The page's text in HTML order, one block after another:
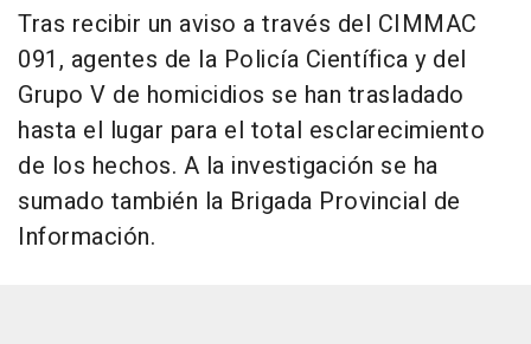
Tras recibir un aviso a través del CIMMAC
091, agentes de la Policía Científica y del
Grupo V de homicidios se han trasladado
hasta el lugar para el total esclarecimiento
de los hechos. A la investigación se ha
sumado también la Brigada Provincial de
Información.